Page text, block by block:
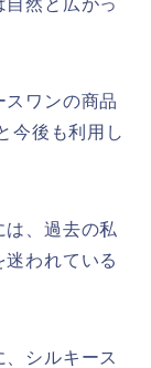
スワンの商品
今後も利用し
は、過去の私
われている
シルキース